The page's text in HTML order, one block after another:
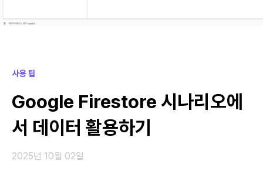
사용 팁
Google Firestore 시나리오에
서 데이터 활용하기
2025년 10월 02일